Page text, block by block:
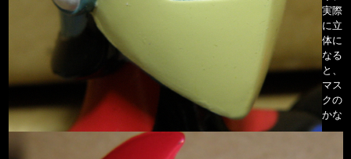
実際
に立
体に
なる
と、
マス
クの
かな